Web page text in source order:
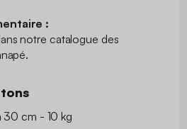
:
notre catalogue des
30 cm - 10 kg